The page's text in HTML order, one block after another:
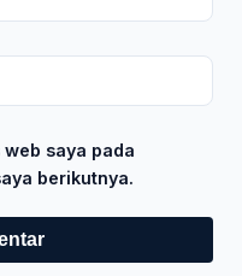
saya pada
berikutnya.